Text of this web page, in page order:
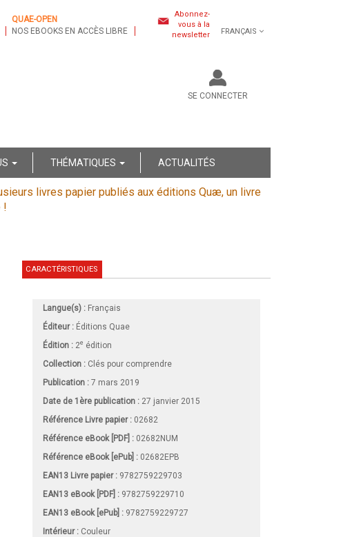
QUAE-OPEN
NOS EBOOKS EN ACCÈS LIBRE
Abonnez-
vous à la
newsletter
FRANÇAIS
SE CONNECTER
THÉMATIQUES ACTUALITÉS
livres papier publiés aux éditions Quæ, un livre
!
CARACTÉRISTIQUES
Langue(s) : Français
Éditeur : Éditions Quae
Édition : 2e édition
Collection : Clés pour comprendre
Publication : 7 mars 2019
Date de 1ère publication : 27 janvier 2015
Référence Livre papier : 02682
Référence eBook [PDF] : 02682NUM
Référence eBook [ePub] : 02682EPB
EAN13 Livre papier : 9782759229703
EAN13 eBook [PDF] : 9782759229710
EAN13 eBook [ePub] : 9782759229727
Intérieur : Couleur